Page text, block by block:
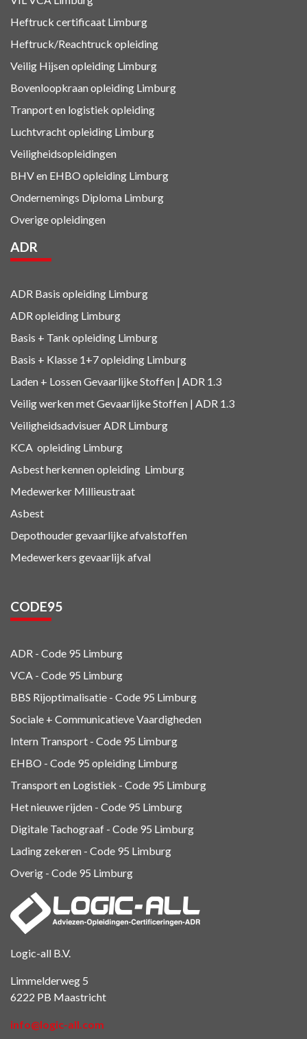
Logic-all B.V.
Limmelderweg 5
6222 PB Maastricht
info@logic-all.com
Heftruck certificaat Limburg
Heftruck/Reachtruck opleiding
Veilig Hijsen opleiding Limburg
Bovenloopkraan opleiding Limburg
Tranport en logistiek opleiding
Luchtvrachtopleiding Limburg
Veiligheidsopleidingen
BHV en EHBO opleiding Limburg
Ondernemings Diploma Limburg
Overige opleidingen
ADR
ADR Basis opleiding Limburg
ADR opleiding Limburg
Basis + Tank opleiding Limburg
Basis + Klasse 1+7opleiding Limburg
Laden + Lossen Gevaarlijke Stoffen | ADR 1.3
Veilig werken met Gevaarlijke Stoffen | ADR 1.3
Veiligheidsadvisuer ADR Limburg
KCA opleiding Limburg
Asbest herkennenopleiding Limburg
Medewerker Millieustraat
Asbest
Depothouder gevaarlijke afvalstoffen
Medewerkers gevaarlijk afval
CODE95
ADR - Code 95 Limburg
VCA - Code 95 Limburg
BBS Rijoptimalisatie - Code 95 Limburg
Sociale + Communicatieve Vaardigheden
Intern Transport - Code 95 Limburg
EHBO - Code 95 opleiding Limburg
Transport en Logistiek - Code 95 Limburg
Het nieuwe rijden - Code 95 Limburg
Digitale Tachograaf - Code 95 Limburg
Lading zekeren - Code 95 Limburg
Overig - Code 95 Limburg